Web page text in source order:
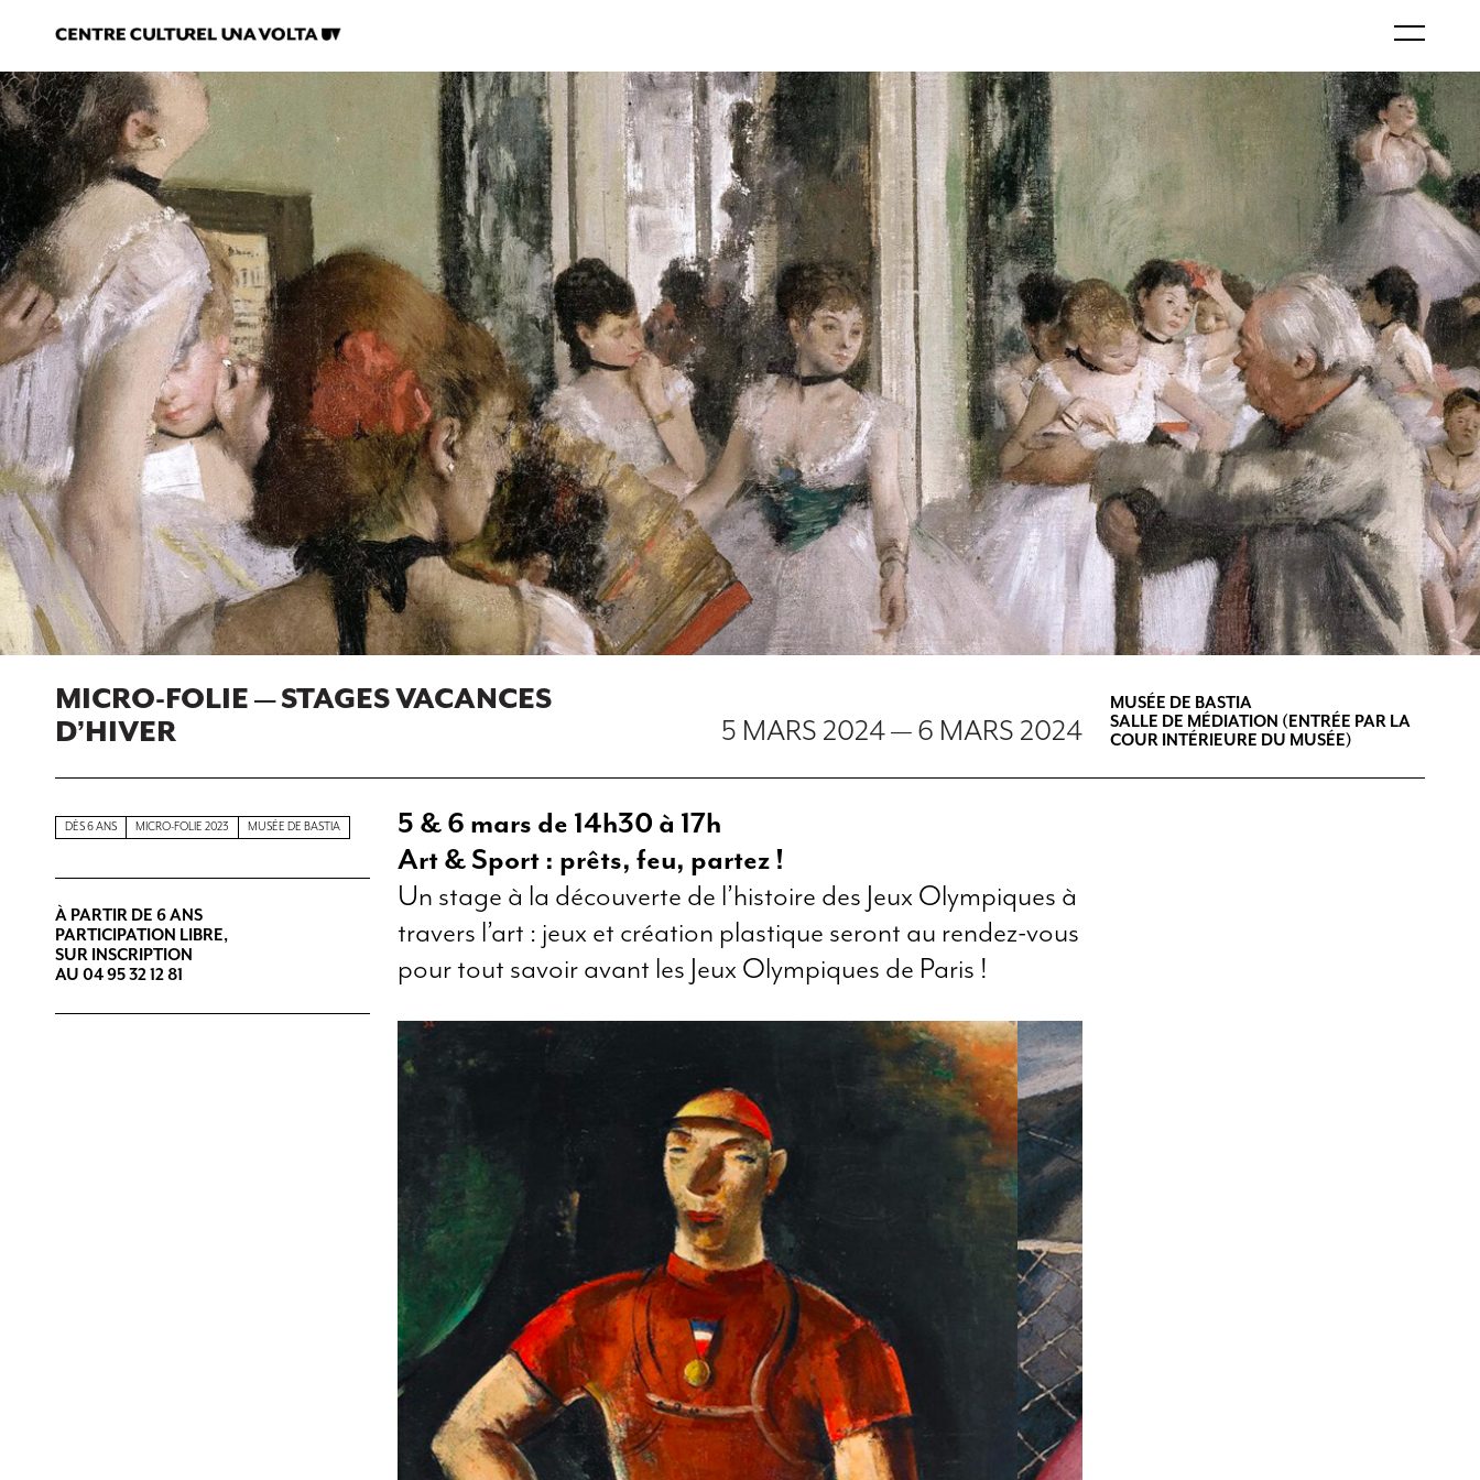
MICRO-FOLIE — STAGES VACANCES
D’HIVER
5 MARS 2024—6 MARS 2024
MUSÉE DE BASTIA
SALLE DE MÉDIATION (ENTRÉE PAR LA
COUR INTÉRIEURE DU MUSÉE)
DÈS 6 ANS MICRO-FOLIE 2023 MUSÉE DE BASTIA
À PARTIR DE 6 ANS
PARTICIPATION LIBRE,
SUR INSCRIPTION
AU 04 95 32 12 81
5 & 6 mars de 14h30 à 17h
Art & Sport : prêts, feu, partez !
Un stage à la découverte de l’histoire des Jeux Olympiques à
travers l’art : jeux et création plastique seront au rendez-vous
pour tout savoir avant les Jeux Olympiques de Paris !